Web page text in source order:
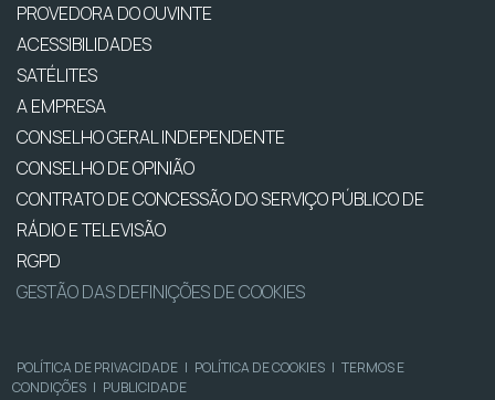
PROVEDORA DO OUVINTE
ACESSIBILIDADES
SATÉLITES
A EMPRESA
CONSELHO GERAL INDEPENDENTE
CONSELHO DE OPINIÃO
CONTRATO DE CONCESSÃO DO SERVIÇO PÚBLICO DE
RÁDIO E TELEVISÃO
RGPD
GESTÃO DAS DEFINIÇÕES DE COOKIES
POLÍTICA DE PRIVACIDADE | POLÍTICA DE COOKIES | TERMOS E
CONDIÇÕES | PUBLICIDADE